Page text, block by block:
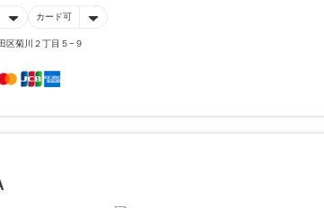
カード可
区菊川２丁目５−９